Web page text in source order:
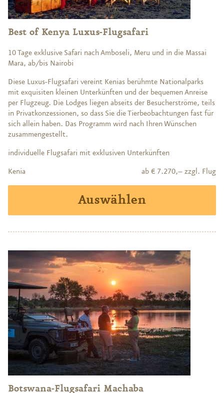
Best of Kenya Luxus-Flugsafari
10 Tage exklusive Safari nach Amboseli, Meru und in die Massai
Mara, ab/bis Nairobi
Diese Luxus-Flugsafari vereint Kenias berühmte Nationalparks
mit exquisiten kleinen Unterkünften und der bequemen Anreise
per Flugzeug. Die Lodges liegen abseits der Besucherströme, teils
in Privatkonzessionen, so dass Sie die Tierbeobachtungen fast für
sich allein haben. Das Programm wird nach Ihren Wünschen
zusammengestellt.
individuelle Flugsafari mit exklusiven Unterkünften
Kenia ab € 7.270,– zzgl. Flug
Auswählen
Botswana-Flugsafari Machaba